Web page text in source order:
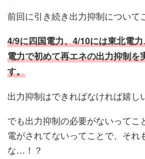
前回に引き続き出力抑制について
4/9に四国電力、4/10には東北電
電力で初めて再エネの出力抑制を
す。
出力抑制はできればなければ嬉し
でも出力抑制の必要がないってこ
電がされてないってことで、それ
な…！？